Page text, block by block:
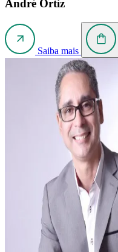
André Ortiz
Saiba mais